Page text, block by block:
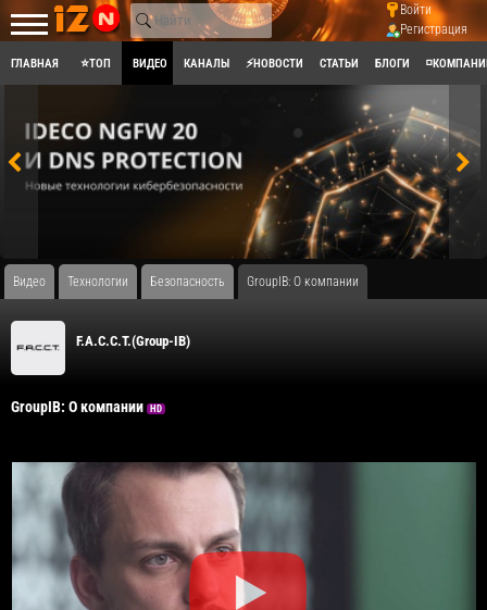
Войти
Регистрация
ГЛАВНАЯ ⭐ТОП ВИДЕО КАНАЛЫ ⚡НОВОСТИ СТАТЬИ БЛОГИ
Видео Технологии Безопасность GroupIB: О компании
F.A.С.С.T.(Group-IB)
GroupIB: О компании HD